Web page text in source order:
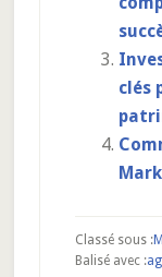
clés
Classé sous :
Balisé avec :